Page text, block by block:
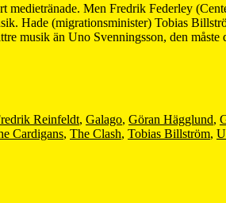
Men Fredrik Federley
Hade (migrationsminister) Tobias
musik än Uno Svenningsson, den måste
Reinfeldt, Galago, Göran Hägglund,
Cardigans, The Clash, Tobias Billström,